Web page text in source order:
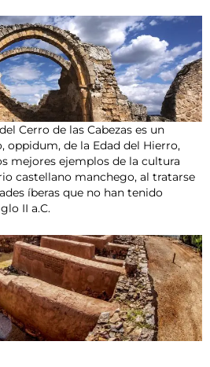
Cerro de las Cabezas es un
de la Edad del Hierro,
mejores ejemplos de la cultura
castellano manchego, al tratarse
íberas que no han tenido
II a.C.